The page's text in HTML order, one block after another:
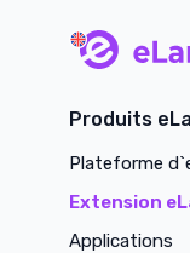
Produits
Plateforme
Extension
Applications